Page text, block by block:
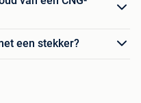
een stekker?